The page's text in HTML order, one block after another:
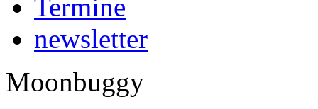
Termine
newsletter
Moonbuggy